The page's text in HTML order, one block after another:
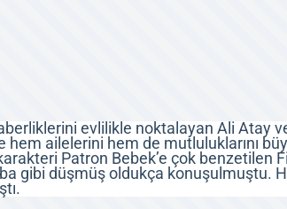
evlilikle noktalayan Ali Atay
hem ailelerini hem de mutluluklarını
Patron Bebek’e çok benzetilen
gibi düşmüş oldukça konuşulmuştu.